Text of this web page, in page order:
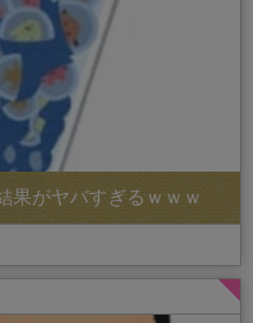
果がヤバすぎるｗｗｗ